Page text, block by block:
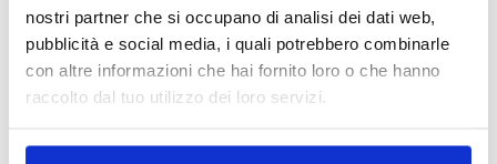
nostri partner che si occupano di analisi dei dati web,
pubblicità e social media, i quali potrebbero combinarle
con altre informazioni che hai fornito loro o che hanno
raccolto dal tuo utilizzo dei loro servizi.
con pelliccia e semplicemente in pelle dipinta,
ogni baguette ha la sua storia e la sue bellezza. Si
indossano di giorno e di sera su qualsiasi tipo di
abbigliamento.
Gucci Bamboo: nata nel 1947 e tornata in auge per